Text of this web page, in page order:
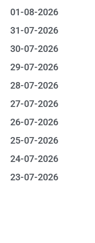
01-08-2026
31-07-2026
30-07-2026
29-07-2026
28-07-2026
27-07-2026
26-07-2026
25-07-2026
24-07-2026
23-07-2026